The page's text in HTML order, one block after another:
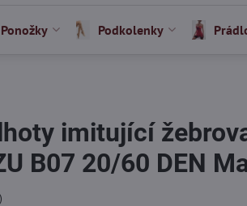
Ponožky Podkolenky
imitující
B07 20/60 DEN